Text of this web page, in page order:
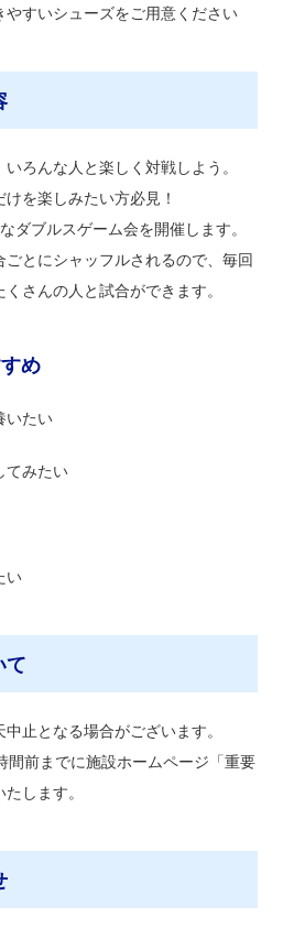
やすいシューズをご用意ください
ろんな人と楽しく対戦しよう。
を楽しみたい方必見！
ダブルスゲーム会を開催します。
とにシャッフルされるので、毎回
さんの人と試合ができます。
め
いたい
てみたい
い
て
止となる場合がございます。
間前までに施設ホームページ「重要
します。